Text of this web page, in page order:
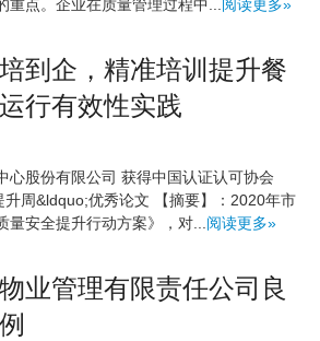
点。企业在质量管理过程中... 阅读更多»
到企，精准培训提升餐
行有效性实践
心股份有限公司 获得中国认证认可协会
周&ldquo;优秀论文 【摘要】：2020年市
安全提升行动方案》，对... 阅读更多»
业管理有限责任公司良